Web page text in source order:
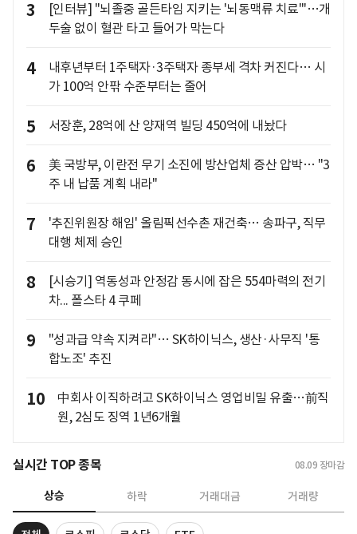
3
[인터뷰] "뇌졸중 골든타임 지키는 '뇌동맥류 치료'"…개
두술 없이 혈관 타고 들어가 막는다
4
내후년부터 1주택자·3주택자 종부세 격차 커진다… 시
가 100억 안팎 수준부터는 줄어
5 서장훈, 28억에 산 양재역 빌딩 450억에 내놨다
6
美 국방부, 이란전 무기 소진에 방산업체 증산 압박… "3
주 내 납품 계획 내라"
7
'추진위원장 해임' 올림픽선수촌 재건축… 송파구, 직무
대행 체제 승인
8
[시승기] 역동성과 안정감 동시에 잡은 554마력의 전기
차... 폴스타 4 쿠페
9
"성과급 약속 지켜라"… SK하이닉스, 생산·사무직 '통
합노조' 추진
10
中회사 이직하려고 SK하이닉스 영업비밀 유출…前직
원, 2심도 징역 1년6개월
실시간 TOP 종목 08.09 장마감
상승 하락 거래대금 거래량